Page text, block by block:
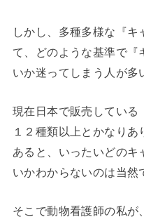
しかし、多種多様な『
て、どのような基準で『
いか迷ってしまう人が多
現在日本で販売している
１２種類以上とかなり
あると、いったいどのキ
いかわからないのは当然
そこで動物看護師の私